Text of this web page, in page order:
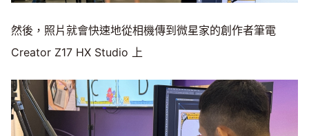
然後，照片就會快速地從相機傳到微星家的創作者筆電
Creator Z17 HX Studio 上